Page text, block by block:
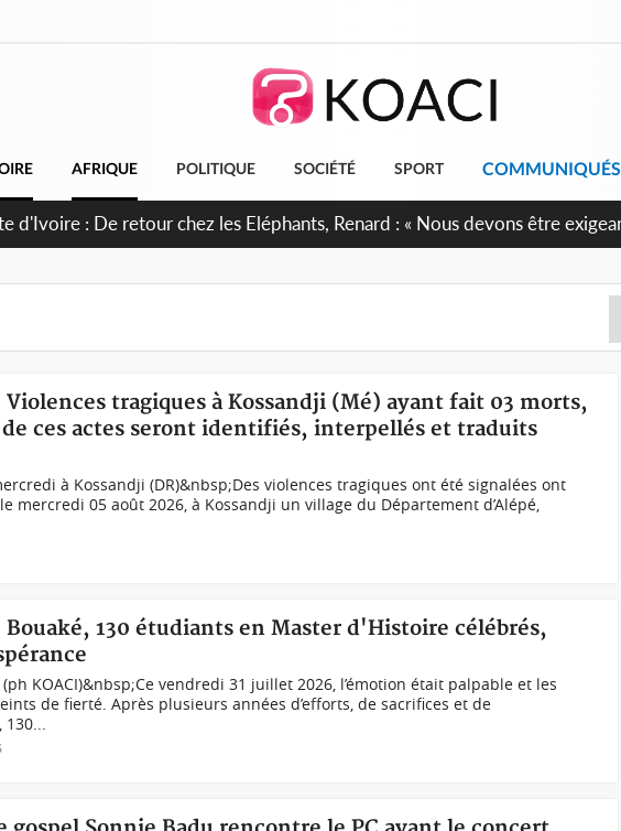
AFRIQUE POLITIQUE SOCIÉTÉ SPORT COMMUNIQUÉS
tragiques à Kossandji (Mé) ayant fait 03 morts,
ces actes seront identifiés, interpellés et traduits
à Kossandji (DR)&nbsp;Des violences tragiques ont été signalées ont
mercredi 05 août 2026, à Kossandji un village du Département d’Alépé,
130 étudiants en Master d'Histoire célébrés,
KOACI)&nbsp;Ce vendredi 31 juillet 2026, l’émotion était palpable et les
de fierté. Après plusieurs années d’efforts, de sacrifices et de
130...